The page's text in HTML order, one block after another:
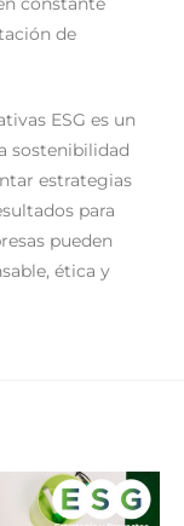
de
ESG es un
sostenibilidad
estrategias
para
pueden
ética y